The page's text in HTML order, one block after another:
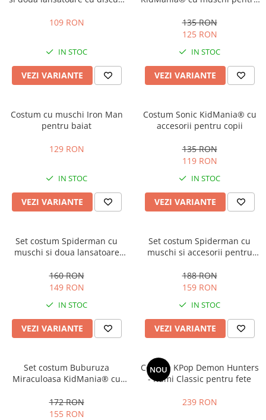
Costume Printi
Costume Vrajitoare Copii
Costume Populare
Pinata petreceri
109 RON
IN STOC
VEZI VARIANTE
135 RON
125 RON
IN STOC
VEZI VARIANTE
Costum cu muschi Iron Man
pentru baiat
129 RON
IN STOC
VEZI VARIANTE
Costum Sonic KidMania® cu
accesorii pentru copii
135 RON
119 RON
IN STOC
VEZI VARIANTE
Set costum Spiderman cu
muschi si doua lansatoare
160 RON
149 RON
IN STOC
VEZI VARIANTE
Set costum Spiderman cu
muschi si accesorii pentru
188 RON
159 RON
IN STOC
VEZI VARIANTE
Set costum Buburuza
Miraculoasa KidMania® cu
172 RON
155 RON
NOU
Costum KPop Demon Hunters
- Rumi Classic pentru fete
239 RON